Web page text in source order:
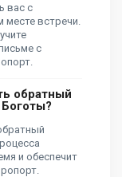
вас с
месте встречи.
с
обратный
и обеспечит